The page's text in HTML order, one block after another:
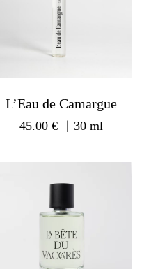
L’Eau de Camargue
45.00€ ｜30 ml